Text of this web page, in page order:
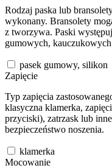
Rodzaj paska lub
wykonany. Bransolety
z tworzywa. Paski
gumowych,
pasek gumowy, silikon
Zapięcie
Typ zapięcia
klasyczna klamerka,
przyciski), zatrzask lub
bezpieczeństwo noszenia.
klamerka
Mocowanie